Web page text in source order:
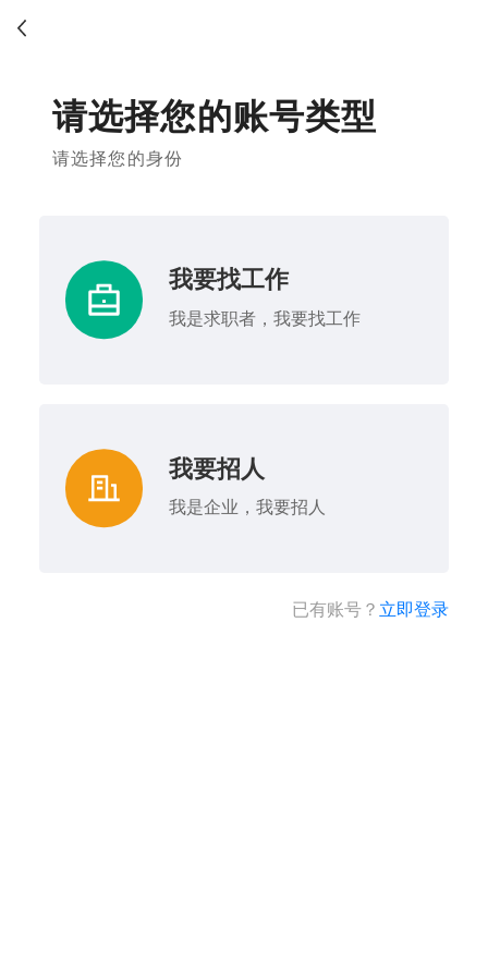
请选择您的账号类型
请选择您的身份
我要找工作
我是求职者，我要找工作
我要招人
我是企业，我要招人
已有账号？ 立即登录